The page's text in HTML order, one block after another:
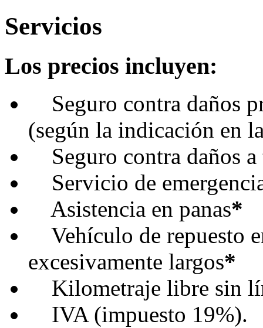
Servicios
Los precios incluyen:
Seguro contra daños
(según la indicación en
Seguro contra daños a
Servicio de
Asistencia en panas*
Vehículo de repuesto
excesivamente largos*
Kilometraje libre sin
IVA (impuesto 19%).